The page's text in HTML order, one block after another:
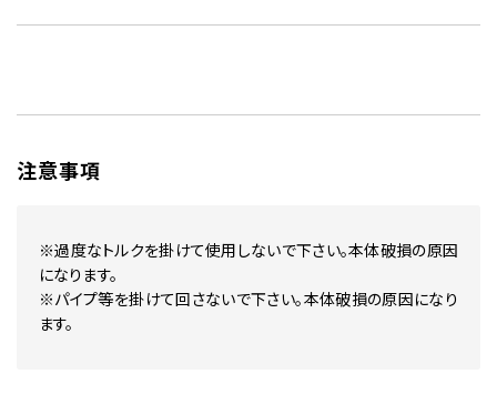
注意事項
※過度なトルクを掛けて使用しないで下さい。本体破損の原因
になります。
※パイプ等を掛けて回さないで下さい。本体破損の原因になり
ます。